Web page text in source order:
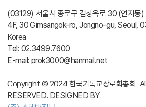
(03129) 서울시 종로구 김상옥로 30 (연지동)
4F, 30 Gimsangok-ro, Jongno-gu, Seoul,
Korea
Tel: 02.3499.7600
E-mail: prok3000@hanmail.net
Copyright © 2024 한국기독교장로회총회.
RESERVED. DESIGNED BY